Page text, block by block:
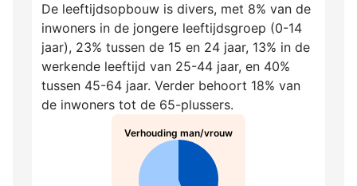
De leeftijdsopbouw is divers, met 8% van de
inwoners in de jongere leeftijdsgroep (0-14
jaar), 23% tussen de 15 en 24 jaar, 13% in de
werkende leeftijd van 25-44 jaar, en 40%
tussen 45-64 jaar. Verder behoort 18% van
de inwoners tot de 65-plussers.
Verhouding man/vrouw